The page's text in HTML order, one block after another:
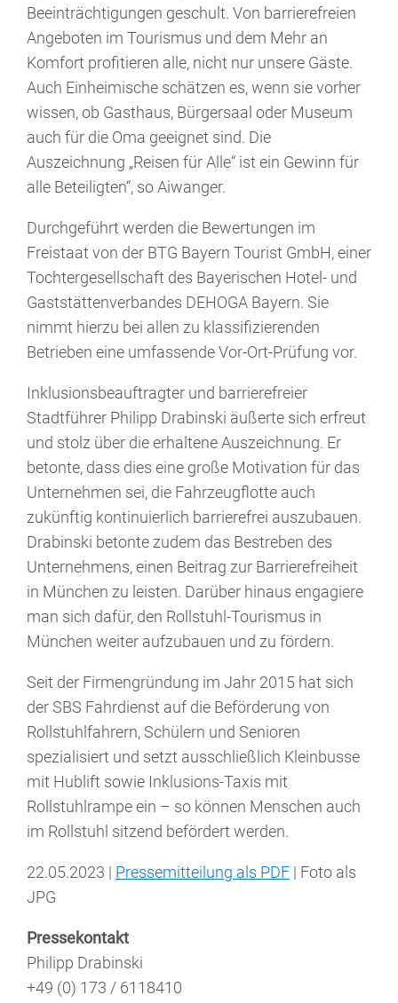
Beeinträchtigungen geschult. Von barrierefreien
Angeboten im Tourismus und dem Mehr an
Komfort profitieren alle, nicht nur unsere Gäste.
Auch Einheimische schätzen es, wenn sie vorher
wissen, ob Gasthaus, Bürgersaal oder Museum
auch für die Oma geeignet sind. Die
Auszeichnung „Reisen für Alle“ ist ein Gewinn für
alle Beteiligten“, so Aiwanger.
Durchgeführt werden die Bewertungen im
Freistaat von der BTG Bayern Tourist GmbH, einer
Tochtergesellschaft des Bayerischen Hotel- und
Gaststättenverbandes DEHOGA Bayern. Sie
nimmt hierzu bei allen zu klassifizierenden
Betrieben eine umfassende Vor-Ort-Prüfung vor.
Inklusionsbeauftragter und barrierefreier
Stadtführer Philipp Drabinski äußerte sich erfreut
und stolz über die erhaltene Auszeichnung. Er
betonte, dass dies eine große Motivation für das
Unternehmen sei, die Fahrzeugflotte auch
zukünftig kontinuierlich barrierefrei auszubauen.
Drabinski betonte zudem das Bestreben des
Unternehmens, einen Beitrag zur Barrierefreiheit
in München zu leisten. Darüber hinaus engagiere
man sich dafür, den Rollstuhl-Tourismus in
München weiter aufzubauen und zu fördern.
Seit der Firmengründung im Jahr 2015 hat sich
der SBS Fahrdienst auf die Beförderung von
Rollstuhlfahrern, Schülern und Senioren
spezialisiert und setzt ausschließlich Kleinbusse
mit Hublift sowie Inklusions-Taxis mit
Rollstuhlrampe ein – so können Menschen auch
im Rollstuhl sitzend befördert werden.
22.05.2023 | Pressemitteilung als PDF | Foto als
JPG
Pressekontakt
Philipp Drabinski
+49 (0) 173 / 6118410